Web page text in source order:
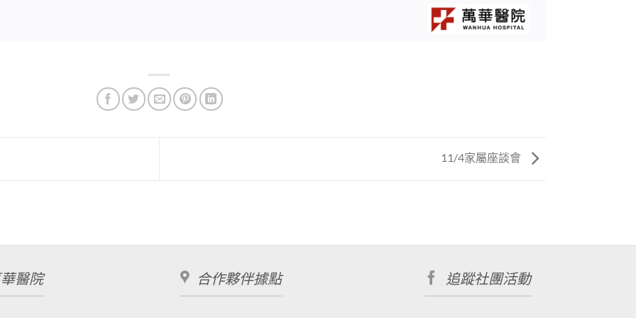
11/4家屬座談會
醫院 合作夥伴據點 追蹤社團活動